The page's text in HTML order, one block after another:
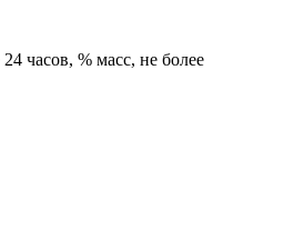
часов, % масс, не более